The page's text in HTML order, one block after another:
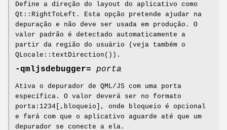
Define a direção do layout do aplicativo como
Qt::RightToLeft. Esta opção pretende ajudar na
depuração e não deve ser usada em produção. O
valor padrão é detectado automaticamente a
partir da região do usuário (veja também o
QLocale::textDirection()).
-qmljsdebugger= porta
Ativa o depurador de QML/JS com uma porta
específica. O valor deverá ser no formato
porta:1234[,bloqueio], onde bloqueio é opcional
e fará com que o aplicativo aguarde até que um
depurador se conecte a ela.